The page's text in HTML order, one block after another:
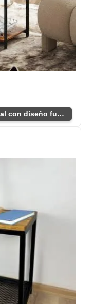
Mesa auxiliar industrial con diseño funcional